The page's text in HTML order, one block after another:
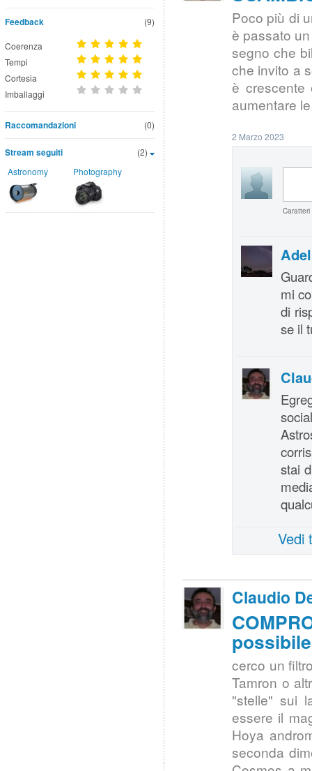
Feedback (9)
Coerenza
Tempi
Cortesia
Imballaggi
(0)
Raccomandazioni
(2)
Stream seguiti
Astronomy Photography
Poco più di
è passato
segno che
che invito a
è crescente
aumentare
2 Marzo 2023
mi
di
se il
stai
Vedi
Claudio
cerco un
Tamron o
"stelle" sui
essere il
Hoya
seconda